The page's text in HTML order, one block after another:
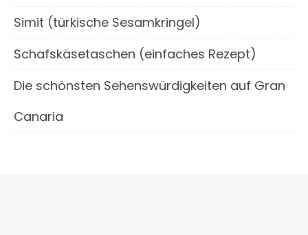
Simit (türkische Sesamkringel)
Schafskäsetaschen (einfaches Rezept)
Die schönsten Sehenswürdigkeiten auf Gran
Canaria